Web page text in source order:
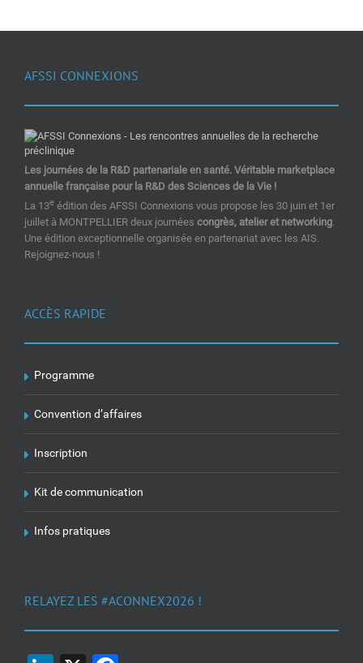
AFSSI CONNEXIONS
Les journées de la R&D partenariale en santé. Véritable marketplace
annuelle française pour la R&D des Sciences de la Vie !
La 13e édition des AFSSI Connexions vous propose les 30 juin et 1er
juillet à MONTPELLIER deux journées congrès, atelier et networking.
Une édition exceptionnelle organisée en partenariat avec les AIS.
Rejoignez-nous !
ACCÈS RAPIDE
Programme
Convention d’affaires
Inscription
Kit de communication
Infos pratiques
RELAYEZ LES #ACONNEX2026 !